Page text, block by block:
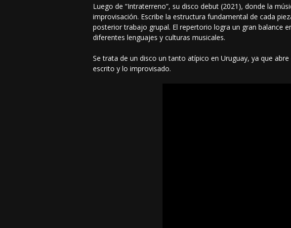
Luego de “Intraterreno”, su disco debut (2021), donde la
improvisación. Escribe la estructura fundamental de cada
posterior trabajo grupal. El repertorio logra un gran balance
diferentes lenguajes y culturas musicales.
Se trata de un disco un tanto atípico en Uruguay, ya que
escrito y lo improvisado.